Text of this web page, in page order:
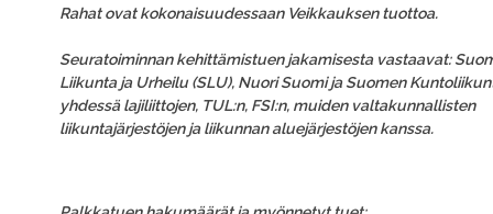
Rahat ovat kokonaisuudessaan Veikkauksen tuottoa.
Seuratoiminnan kehittämistuen jakamisesta vastaavat:
Liikunta ja Urheilu (SLU), Nuori Suomi ja Suomen
yhdessä lajiliittojen, TUL:n, FSI:n, muiden valtakunnallisten
liikuntajärjestöjen ja liikunnan aluejärjestöjen kanssa.